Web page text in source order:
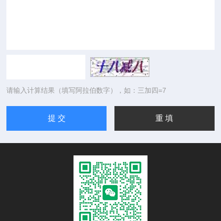
请输入计算结果（填写阿拉伯数字），如：三加四=7